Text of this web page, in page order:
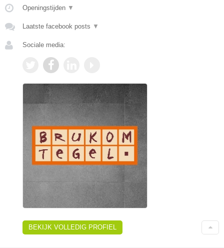
Openingstijden ▼
Laatste facebook posts ▼
Sociale media:
BEKIJK VOLLEDIG PROFIEL